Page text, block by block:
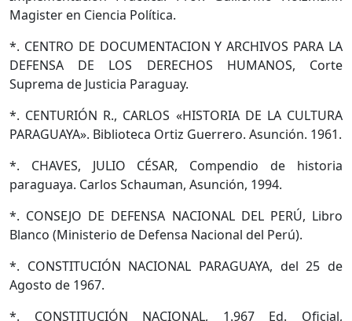
Magister en Ciencia Política.
*. CENTRO DE DOCUMENTACION Y ARCHIVOS PARA LA
DEFENSA DE LOS DERECHOS HUMANOS, Corte
Suprema de Justicia Paraguay.
*. CENTURIÓN R., CARLOS «HISTORIA DE LA CULTURA
PARAGUAYA». Biblioteca Ortiz Guerrero. Asunción. 1961.
*. CHAVES, JULIO CÉSAR, Compendio de historia
paraguaya. Carlos Schauman, Asunción, 1994.
*. CONSEJO DE DEFENSA NACIONAL DEL PERÚ, Libro
Blanco (Ministerio de Defensa Nacional del Perú).
*. CONSTITUCIÓN NACIONAL PARAGUAYA, del 25 de
Agosto de 1967.
*. CONSTITUCIÓN NACIONAL, 1.967 Ed. Oficial,